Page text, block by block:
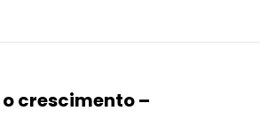
crescimento –